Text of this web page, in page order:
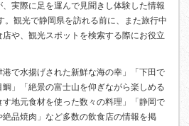
実際に足を運んで見聞きし体験した情報
。観光で静岡県を訪れる前に、また旅行中
や、観光スポットを検索する際にお役立
で水揚げされた新鮮な海の幸」「下田で
」「絶景の富士山を仰ぎながら楽しめる
地元食材を使った数々の料理」「静岡で
品焼肉」など多数の飲食店の情報を掲